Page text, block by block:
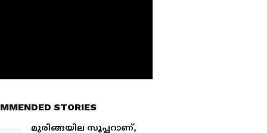
STORIES
മുരിങ്ങയില സൂപ്പറാണ്,